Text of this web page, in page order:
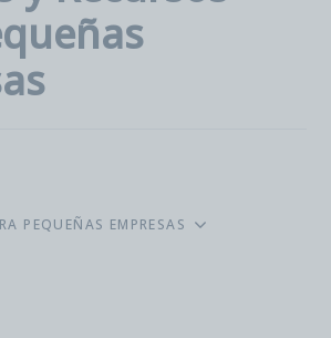
PEQUEÑAS EMPRESAS